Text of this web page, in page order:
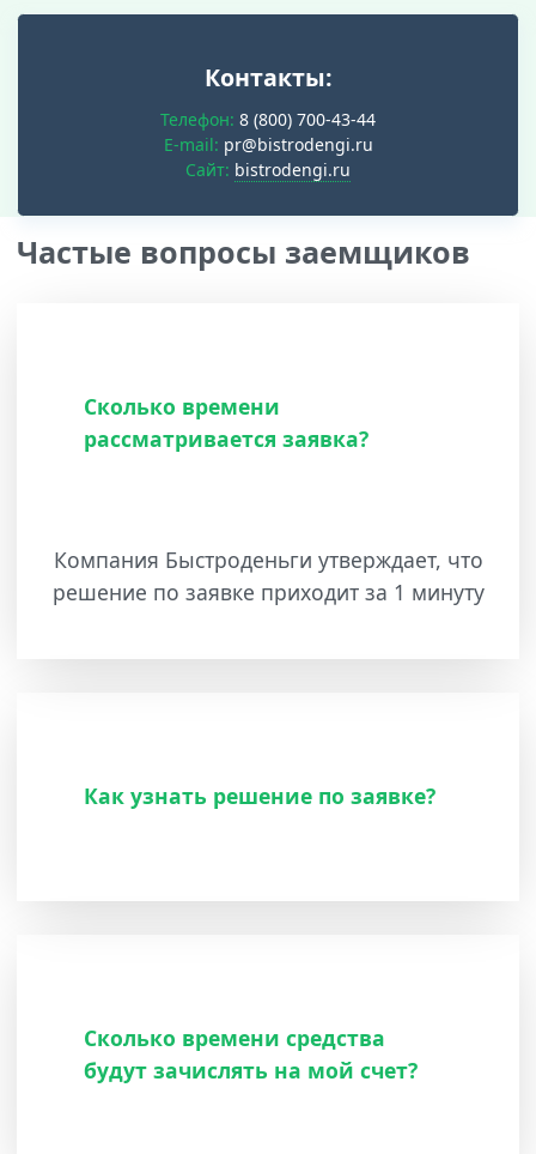
Контакты:
Телефон: 8 (800) 700-43-44
E-mail: pr@bistrodengi.ru
Cайт: bistrodengi.ru
Частые вопросы заемщиков
Сколько времени
рассматривается заявка?
Компания Быстроденьги утверждает, что
решение по заявке приходит за 1 минуту
Как узнать решение по заявке?
Сколько времени средства
будут зачислять на мой счет?